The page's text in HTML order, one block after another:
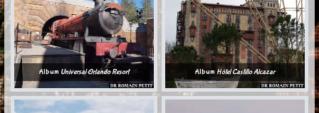
Album Universal Orlando Resort Album Hôtel Castillo Alcazar